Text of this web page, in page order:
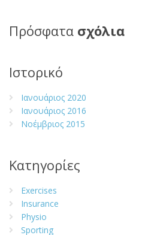
Πρόσφατα σχόλια
Ιστορικό
Ιανουάριος 2020
Ιανουάριος 2016
Νοέμβριος 2015
Kατηγορίες
Exercises
Insurance
Physio
Sporting